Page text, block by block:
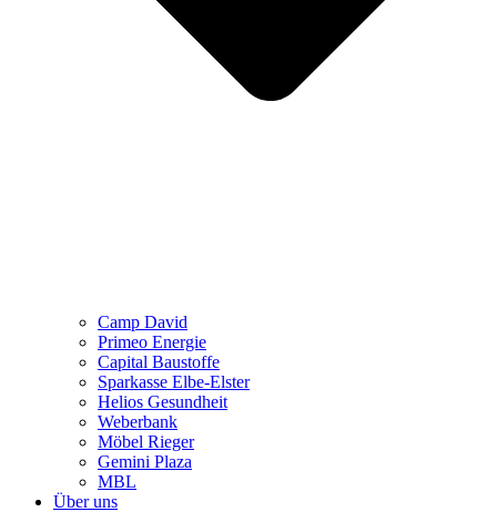
Camp David
Primeo Energie
Capital Baustoffe
Sparkasse Elbe-Elster
Helios Gesundheit
Weberbank
Möbel Rieger
Gemini Plaza
MBL
Über uns